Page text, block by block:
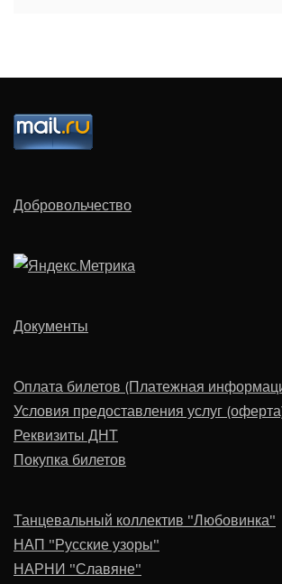
Добровольчество
Документы
Оплата билетов (Платежная
Условия предоставления услуг
Реквизиты ДНТ
Покупка билетов
Танцевальный коллектив "Любовинка"
НАП "Русские узоры"
НАРНИ "Славяне"